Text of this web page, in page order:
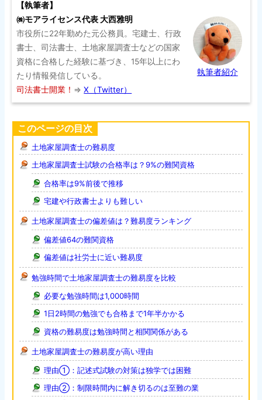
【執筆者】
㈱モアライセンス代表 大西雅明
市役所に22年勤めた元公務員。宅建士、行政
書士、司法書士、土地家屋調査士などの国家
資格に合格した経験に基づき、15年以上にわ
たり情報発信している。
司法書士開業！ ⇒X（Twitter）
執筆者紹介
このページの目次
土地家屋調査士の難易度
土地家屋調査士試験の合格率は？9%の難関資格
合格率は9%前後で推移
宅建や行政書士よりも難しい
土地家屋調査士の偏差値は？難易度ランキング
偏差値64の難関資格
偏差値は社労士に近い難易度
勉強時間で土地家屋調査士の難易度を比較
必要な勉強時間は1,000時間
1日2時間の勉強でも合格まで1年半かかる
資格の難易度は勉強時間と相関関係がある
土地家屋調査士の難易度が高い理由
理由①：記述式試験の対策は独学では困難
理由②：制限時間内に解き切るのは至難の業